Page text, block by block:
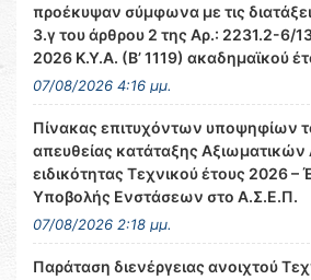
προέκυψαν σύμφωνα με τις
3.γ του άρθρου 2 της Αρ.: 2231.2-
2026 Κ.Υ.Α. (Β’ 1119) ακαδημαϊκού
07/08/2026 4:16 μμ.
Πίνακας επιτυχόντων υποψηφίων
απευθείας κατάταξης
ειδικότητας Τεχνικού έτους 2026
Υποβολής Ενστάσεων στο Α.Σ.Ε.Π.
07/08/2026 2:18 μμ.
Παράταση διενέργειας ανοιχτού